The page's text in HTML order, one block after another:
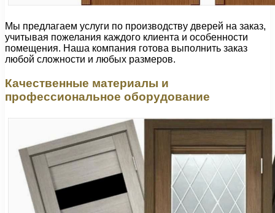
Мы предлагаем услуги по производству дверей на заказ,
учитывая пожелания каждого клиента и особенности
помещения. Наша компания готова выполнить заказ
любой сложности и любых размеров.
Качественные материалы и
профессиональное оборудование